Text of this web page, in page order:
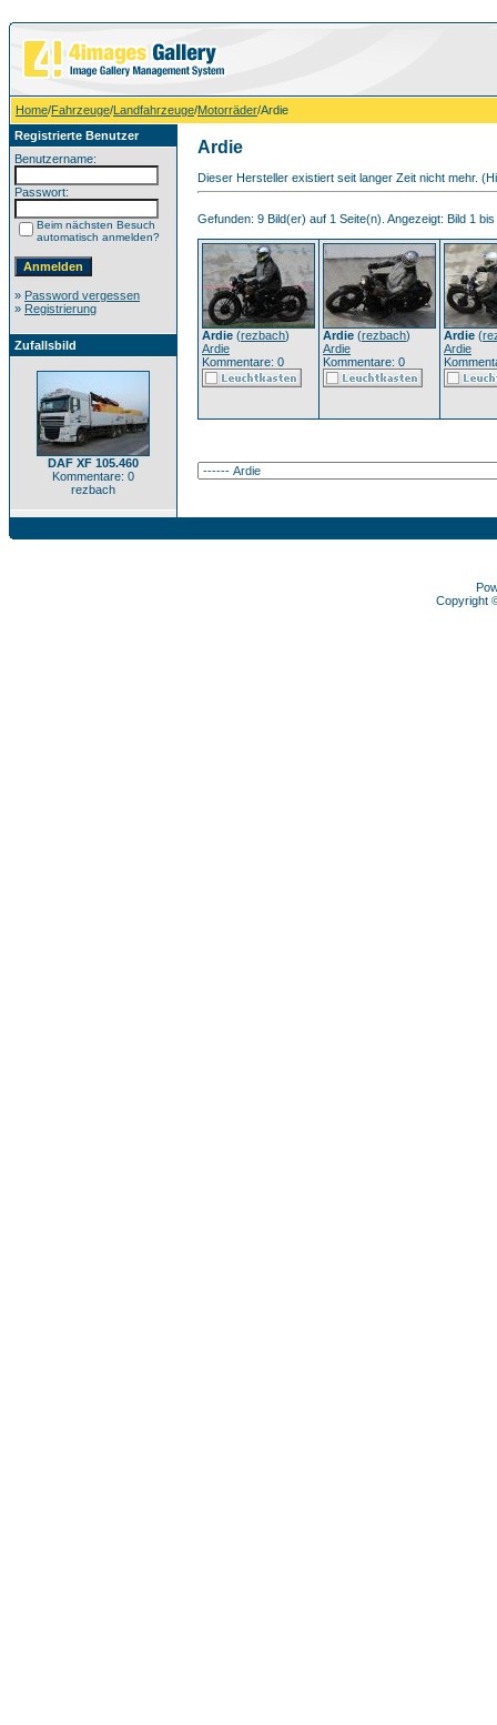
Home/Fahrzeuge/Landfahrzeuge/Motorräder/Ardie
Registrierte Benutzer
Benutzername:
Passwort:
Beim nächsten Besuch
automatisch anmelden?
» Password vergessen
» Registrierung
Zufallsbild
DAF XF 105.460
Kommentare: 0
rezbach
Ardie
Dieser Hersteller existiert seit langer Zeit nicht mehr.
Gefunden: 9 Bild(er) auf 1 Seite(n). Angezeigt: Bild 1 bis
Ardie (rezbach)
Ardie
Kommentare: 0
Ardie (rezbach)
Ardie
Kommentare: 0
Ardie (
Ardie
Copyright